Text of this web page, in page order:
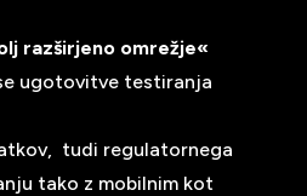
razširjeno omrežje«
ugotovitve testiranja
tudi regulatornega
tako z mobilnim kot